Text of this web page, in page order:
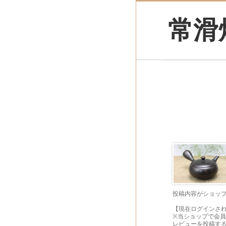
常滑
投稿内容がショッ
【現在ログインさ
※当ショップで会
レビューを投稿す